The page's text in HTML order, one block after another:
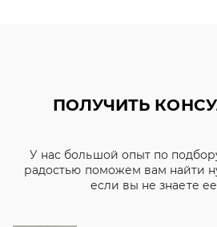
ПОЛУЧИТЬ
У нас большой опыт по
радостью поможем вам найти
если вы не знаете